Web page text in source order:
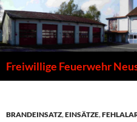
Zum
Inhalt
springen
Freiwillige Feuerwehr
BRANDEINSATZ,EINSÄTZE,